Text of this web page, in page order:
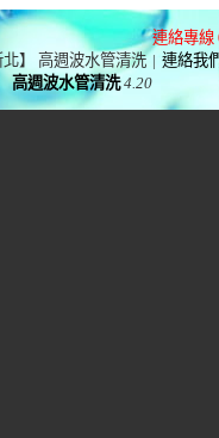
連絡專線
】 高週波水管清洗 | 連絡我
高週波水管清洗 4.20